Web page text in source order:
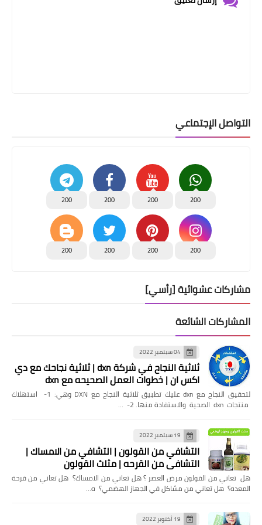
التواصل الإجتماعي
200
200
200
200
200
200
200
200
مشاركات عشوائية [رأسي]
المشاركات الشائعة
04 سبتمبر 2022
ثلاثية النجاح في شركة dxn | ثلاثية نجاحك مع دي
اكس ان | خطوات العمل الصحيحه مع dxn
لتحقيق النجاح مع dxn عليك تطبيق ثلاثية النجاح مع DXN وهي: 1- استهلاك
منتجات dxn الصحية والاستفادة منها. 2- …
19 سبتمبر 2022
التشافي من القولون | التشافي من الامساك |
التشافي من القرحه | مثلث القولون
هل تعاني من القولون مرض العصر ؟ هل تعاني من الامساك؟ هل تعاني من قرحة
المعده؟ هل تعاني من مشاكل في الجهاز الهضمي؟ ه…
19 أكتوبر 2022